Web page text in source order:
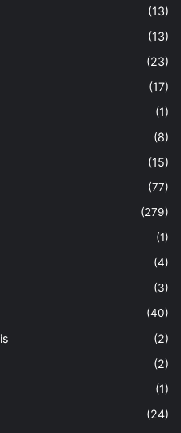
(13)
(13)
(23)
(17)
(1)
(8)
(15)
(77)
(279)
(1)
(4)
(3)
(40)
(2)
(2)
(1)
(24)